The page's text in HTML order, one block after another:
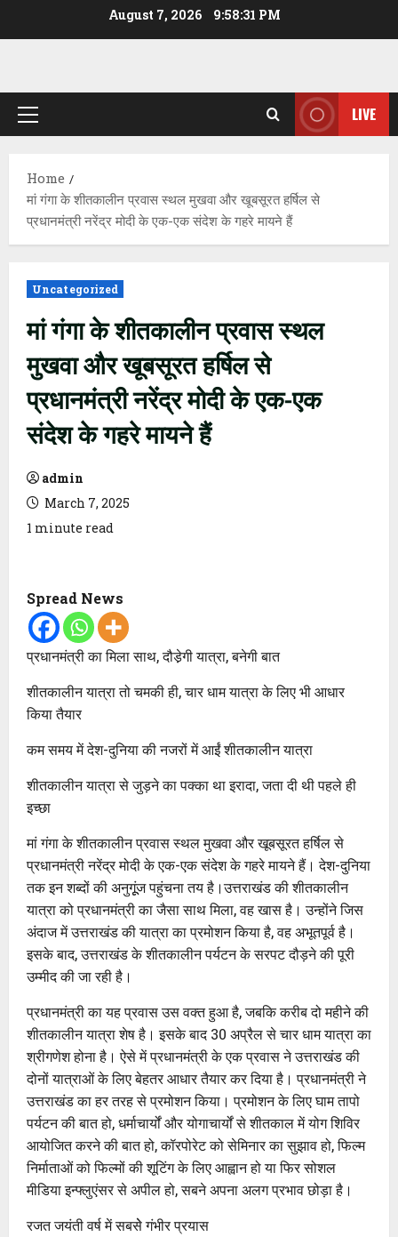
August 7, 2026 9:58:32 PM
Primary
LIVE
Home
मां गंगा के शीतकालीन प्रवास स्थल मुखवा और खूबसूरत हर्षिल से
प्रधानमंत्री नरेंद्र मोदी के एक-एक संदेश के गहरे मायने हैं
Uncategorized
मां गंगा के शीतकालीन प्रवास स्थल
मुखवा और खूबसूरत हर्षिल से
प्रधानमंत्री नरेंद्र मोदी के एक-एक
संदेश के गहरे मायने हैं
admin
March 7, 2025
1 minute read
Spread News
प्रधानमंत्री का मिला साथ, दौडे़गी यात्रा, बनेगी बात
शीतकालीन यात्रा तो चमकी ही, चार धाम यात्रा के लिए भी आधार
किया तैयार
कम समय में देश-दुनिया की नजरों में आईं शीतकालीन यात्रा
शीतकालीन यात्रा से जुड़ने का पक्का था इरादा, जता दी थी पहले ही
इच्छा
मां गंगा के शीतकालीन प्रवास स्थल मुखवा और खूबसूरत हर्षिल से
प्रधानमंत्री नरेंद्र मोदी के एक-एक संदेश के गहरे मायने हैं। देश-दुनिया
तक इन शब्दों की अनुगूूंज पहुंचना तय है।उत्तराखंड की शीतकालीन
यात्रा को प्रधानमंत्री का जैसा साथ मिला, वह खास है। उन्होंने जिस
अंदाज में उत्तराखंड की यात्रा का प्रमोशन किया है, वह अभूतपूर्व है।
इसके बाद, उत्तराखंड के शीतकालीन पर्यटन के सरपट दौड़ने की पूरी
उम्मीद की जा रही है।
प्रधानमंत्री का यह प्रवास उस वक्त हुआ है, जबकि करीब दो महीने की
शीतकालीन यात्रा शेष है। इसके बाद 30 अप्रैल से चार धाम यात्रा का
श्रीगणेश होना है। ऐसे में प्रधानमंत्री के एक प्रवास ने उत्तराखंड की
दोनों यात्राओं के लिए बेहतर आधार तैयार कर दिया है। प्रधानमंत्री ने
उत्तराखंड का हर तरह से प्रमोशन किया। प्रमोशन के लिए घाम तापो
पर्यटन की बात हो, धर्माचार्यों और योगाचार्यों से शीतकाल में योग शिविर
आयोजित करने की बात हो, कॉरपोरेट को सेमिनार का सुझाव हो, फिल्म
निर्माताओं को फिल्मों की शूटिंग के लिए आह्वान हो या फिर सोशल
मीडिया इन्फ्लुएंसर से अपील हो, सबने अपना अलग प्रभाव छोड़ा है।
रजत जयंती वर्ष में सबसेे गंभीर प्रयास